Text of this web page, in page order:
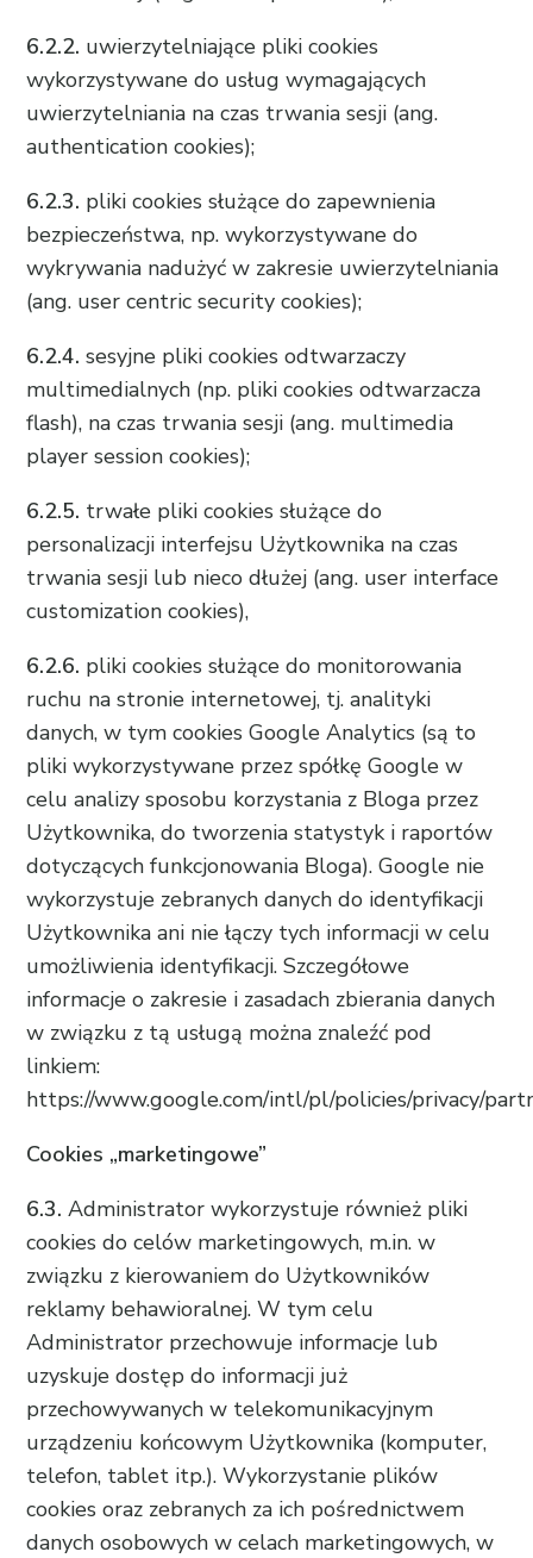
6.2.2. uwierzytelniające pliki cookies
wykorzystywane do usług wymagających
uwierzytelniania na czas trwania sesji (ang.
authentication cookies);
6.2.3. pliki cookies służące do zapewnienia
bezpieczeństwa, np. wykorzystywane do
wykrywania nadużyć w zakresie uwierzytelniania
(ang. user centric security cookies);
6.2.4. sesyjne pliki cookies odtwarzaczy
multimedialnych (np. pliki cookies odtwarzacza
flash), na czas trwania sesji (ang. multimedia
player session cookies);
6.2.5. trwałe pliki cookies służące do
personalizacji interfejsu Użytkownika na czas
trwania sesji lub nieco dłużej (ang. user interface
customization cookies),
6.2.6. pliki cookies służące do monitorowania
ruchu na stronie internetowej, tj. analityki
danych, w tym cookies Google Analytics (są to
pliki wykorzystywane przez spółkę Google w
celu analizy sposobu korzystania z Bloga przez
Użytkownika, do tworzenia statystyk i raportów
dotyczących funkcjonowania Bloga). Google nie
wykorzystuje zebranych danych do identyfikacji
Użytkownika ani nie łączy tych informacji w celu
umożliwienia identyfikacji. Szczegółowe
informacje o zakresie i zasadach zbierania danych
w związku z tą usługą można znaleźć pod
linkiem:
https://www.google.com/intl/pl/policies/privacy/
Cookies „marketingowe”
6.3. Administrator wykorzystuje również pliki
cookies do celów marketingowych, m.in. w
związku z kierowaniem do Użytkowników
reklamy behawioralnej. W tym celu
Administrator przechowuje informacje lub
uzyskuje dostęp do informacji już
przechowywanych w telekomunikacyjnym
urządzeniu końcowym Użytkownika (komputer,
telefon, tablet itp.). Wykorzystanie plików
cookies oraz zebranych za ich pośrednictwem
danych osobowych w celach marketingowych, w